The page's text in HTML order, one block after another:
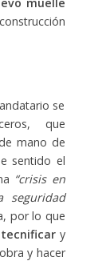
se
que
mano de
sentido el
“crisis en
por lo que
y
y hacer